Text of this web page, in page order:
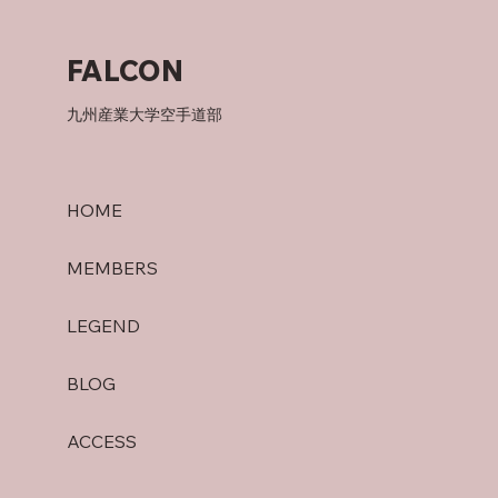
HOME
MEMBERS
LEGEND
BLOG
ACCESS
FALCON
九州産業大学空手道部